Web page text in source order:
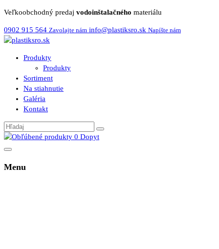
Veľkoobchodný predaj vodoinštalačného materiálu
0902 915 564 Zavolajte nám info@plastiksro.sk Napíšte nám
Produkty
Produkty
Sortiment
Na stiahnutie
Galéria
Kontakt
0 Dopyt
Menu